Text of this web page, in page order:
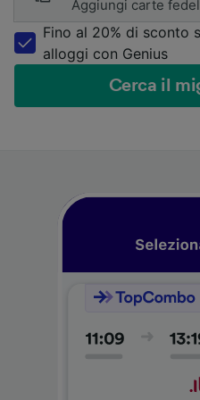
Aggiungi carte
Fino al 20% di sconto
alloggi con Genius
Cerca il